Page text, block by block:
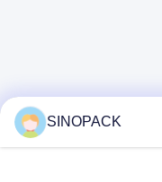
SINOPACK